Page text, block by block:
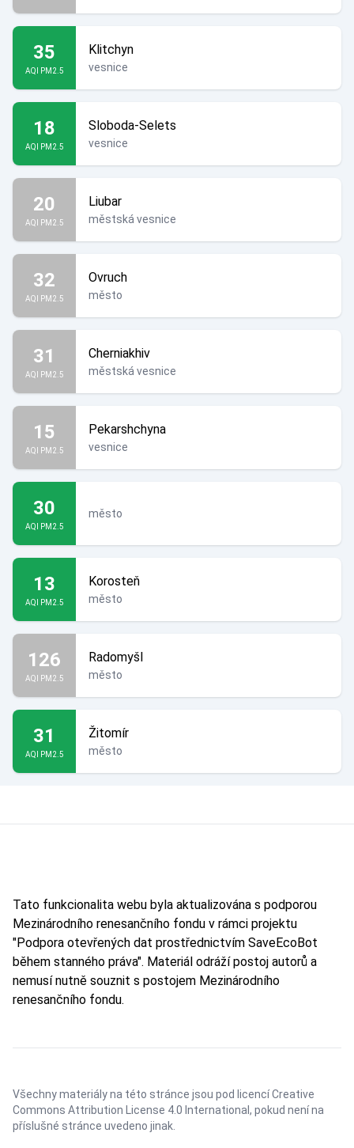
35
AQI PM2.5
Klitchyn
vesnice
18
AQI PM2.5
Sloboda-Selets
vesnice
20
AQI PM2.5
Liubar
městská vesnice
32
AQI PM2.5
Ovruch
město
31
AQI PM2.5
Cherniakhiv
městská vesnice
15
AQI PM2.5
Pekarshchyna
vesnice
30
AQI PM2.5
město
13
AQI PM2.5
Korosteň
město
126
AQI PM2.5
Radomyšl
město
31
AQI PM2.5
Žitomír
město
Tato funkcionalita webu byla aktualizována s podporou
Mezinárodního renesančního fondu v rámci projektu
"Podpora otevřených dat prostřednictvím SaveEcoBot
během stanného práva". Materiál odráží postoj autorů a
nemusí nutně souznit s postojem Mezinárodního
renesančního fondu.
Všechny materiály na této stránce jsou pod licencíCreative
Commons Attribution License 4.0 International , pokud není na
příslušné stránce uvedeno jinak.